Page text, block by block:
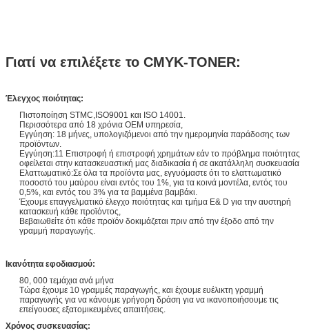
Γιατί να επιλέξετε το CMYK-TONER:
Έλεγχος ποιότητας:
Πιστοποίηση STMC,ISO9001 και ISO 14001.
Περισσότερα από 18 χρόνια OEM υπηρεσία,
Εγγύηση: 18 μήνες, υπολογιζόμενοι από την ημερομηνία παράδοσης των
προϊόντων.
Εγγύηση:11 Επιστροφή ή επιστροφή χρημάτων εάν το πρόβλημα ποιότητας
οφείλεται στην κατασκευαστική μας διαδικασία ή σε ακατάλληλη συσκευασία
Ελαττωματικό:Σε όλα τα προϊόντα μας, εγγυόμαστε ότι το ελαττωματικό
ποσοστό του μαύρου είναι εντός του 1%, για τα κοινά μοντέλα, εντός του
0,5%, και εντός του 3% για τα βαμμένα βαμβάκι.
Έχουμε επαγγελματικό έλεγχο ποιότητας και τμήμα Ε& D για την αυστηρή
κατασκευή κάθε προϊόντος,
Βεβαιωθείτε ότι κάθε προϊόν δοκιμάζεται πριν από την έξοδο από την
γραμμή παραγωγής.
Ικανότητα εφοδιασμού:
80, 000 τεμάχια ανά μήνα
Τώρα έχουμε 10 γραμμές παραγωγής, και έχουμε ευέλικτη γραμμή
παραγωγής για να κάνουμε γρήγορη δράση για να ικανοποιήσουμε τις
επείγουσες εξατομικευμένες απαιτήσεις.
Χρόνος συσκευασίας: